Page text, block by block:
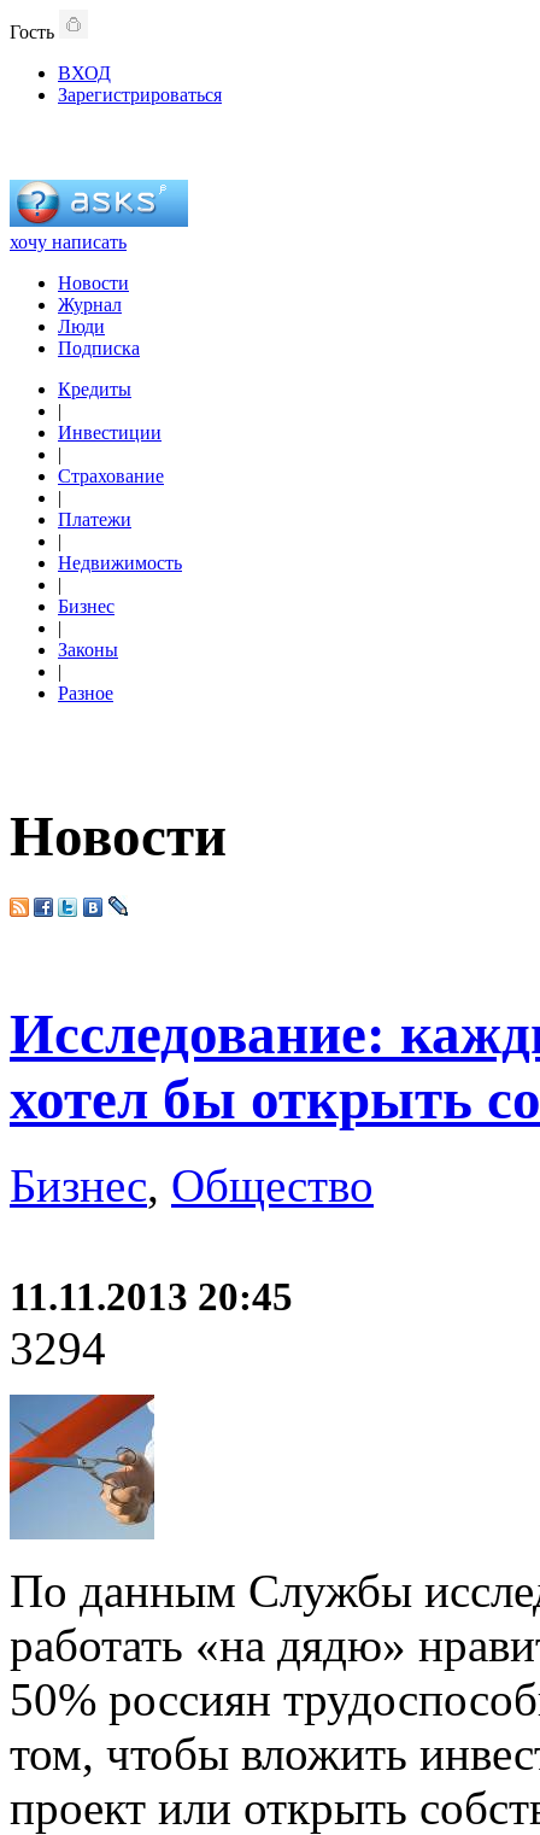
Гость
ВХОД
Зарегистрироваться
хочу написать
Новости
Журнал
Люди
Подписка
Кредиты
|
Инвестиции
|
Страхование
|
Платежи
|
Недвижимость
|
Бизнес
|
Законы
|
Разное
Новости
Исследование:
хотел бы открыть
Бизнес, Общество
11.11.2013 20:45
3294
По данным Службы
работать «на дядю»
50% россиян
том, чтобы вложить
проект или открыть